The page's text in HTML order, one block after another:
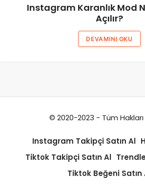
Instagram Karanlık Mod
Açılır?
DEVAMINI OKU
© 2020-2023 - Tüm Hakları
Instagram Takipçi Satın Al
Tiktok Takipçi Satın Al
Tiktok Beğeni Satın